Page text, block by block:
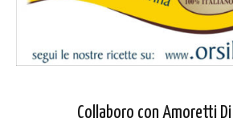
Collaboro con Amoretti